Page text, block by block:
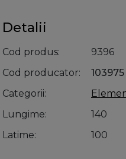
Detalii
Cod produs
9396
Cod producator
Categorii
Lungime
140
Latime
100